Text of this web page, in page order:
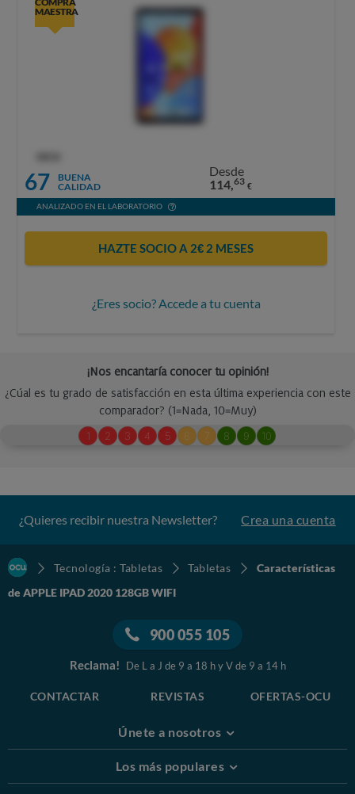
MAESTRA
67
BUENA
CALIDAD
Desde
114,63 €
ANALIZADO EN EL LABORATORIO
HAZTE SOCIO A 2€ 2 MESES
¿Eres socio? Accede a tu cuenta
¿Quieres recibir nuestra Newsletter? Crea una cuenta
Tecnología : Tabletas Tabletas
Características
de APPLE IPAD 2020 128GB WIFI
900 055 105
Reclama! De L a J de 9 a 18 h y V de 9 a 14 h
CONTACTAR REVISTAS OFERTAS-OCU
Únete a nosotros
Los más populares